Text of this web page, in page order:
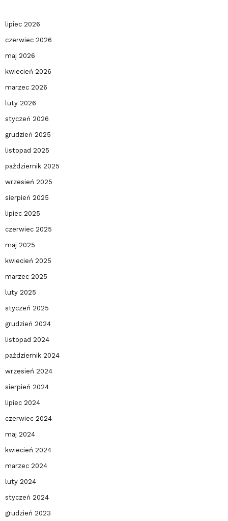
lipiec 2026
czerwiec 2026
maj 2026
kwiecień 2026
marzec 2026
luty 2026
styczeń 2026
grudzień 2025
listopad 2025
październik 2025
wrzesień 2025
sierpień 2025
lipiec 2025
czerwiec 2025
maj 2025
kwiecień 2025
marzec 2025
luty 2025
styczeń 2025
grudzień 2024
listopad 2024
październik 2024
wrzesień 2024
sierpień 2024
lipiec 2024
czerwiec 2024
maj 2024
kwiecień 2024
marzec 2024
luty 2024
styczeń 2024
grudzień 2023